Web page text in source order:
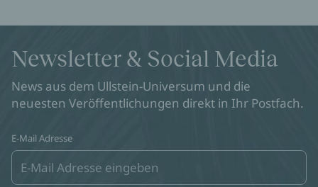
Newsletter & Social Media
News aus dem Ullstein-Universum und die
neuesten Veröffentlichungen direkt in Ihr Postfach.
E-Mail Adresse